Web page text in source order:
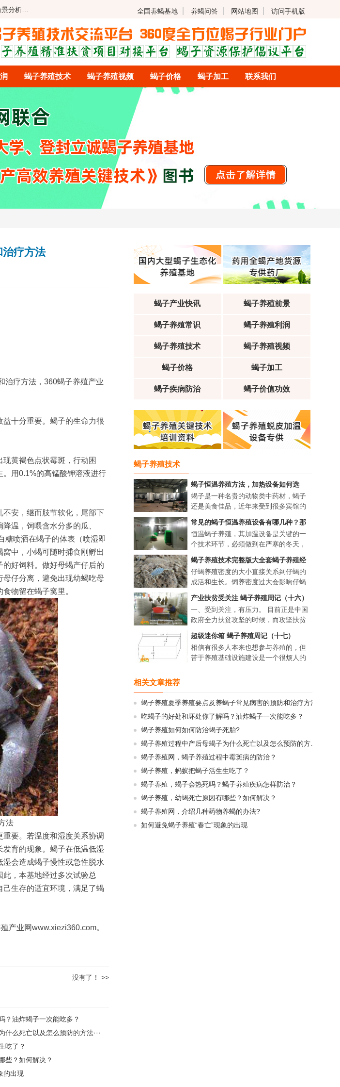
分析… 全国养蝎基地 养蝎问答 网站地图 访问手机版
蝎子养殖技术 蝎子养殖视频 蝎子价格 蝎子加工 联系我们
疗方法
治疗方法，360蝎子养殖产业
十分重要。蝎子的生命力很
黄褐色点状霉斑，行动困
用0.1%的高锰酸钾溶液进行
安，继而肢节软化，尾部下
温，饲喂含水分多的瓜、
糖喷洒在蝎子的体表（喷湿即
中，小蝎可随时捕食刚孵出
好饲料。做好母蝎产仔后的
仔分离，避免出现幼蝎吃母
物留在蝎子窝里。
法
要。若温度和湿度关系协调
育的现象。蝎子在低温低湿
会造成蝎子慢性或急性脱水
，本基地经过多次试验总
生存的适宜环境，满足了蝎
产业网www.xiezi360.com。
没有了！ >>
？油炸蝎子一次能吃多？
么死亡以及怎么预防的方法···
吃了？
些？如何解决？
的出现
蝎子产业快讯 蝎子养殖前景
蝎子养殖常识 蝎子养殖利润
蝎子养殖技术 蝎子养殖视频
蝎子价格 蝎子加工
蝎子疾病防治 蝎子价值功效
蝎子养殖技术
蝎子恒温养殖方法，加热设备如何选
择？
蝎子是一种名贵的动物类中药材，蝎子
还是美食佳品，近年来受到很多宾馆的
关注，提出了特色菜，更是街头小吃的
一种风味。随着野生蝎子的减少，人工
养殖蝎子开始新兴起来，但要...
常见的蝎子恒温养殖设备有哪几种？那
种加温方法最省成本？
恒温蝎子养殖，其加温设备是关键的一
个技术环节，必须做到在严寒的冬天，
随时都能把温度提高到 35 ℃ 以上。那么
常见的4种加温设施...
蝎子养殖技术完整版大全套蝎子养殖经
验方法总结
仔蝎养殖密度的大小直接关系到仔蝎的
成活和生长。饲养密度过大会影响仔蝎
的蜕皮和发育，过小则造成空间的浪
费。合理的饲养密度为每立方米投放2～
3龄蝎3000只，3～5龄蝎1500只，...
产业扶贫受关注 蝎子养殖周记（十六）
一、受到关注，有压力。 目前正是中国
政府全力扶贫攻坚的时候，而攻坚扶贫
最常见有效的就是产业帮扶，最容易引
起各级政府和各级领导关注的，就是一
个成功的种养项目能在当地落...
超级迷你箱 蝎子养殖周记（十七）
相信有很多人本来也想参与养殖的，但
苦于养殖基础设施建设是一个很烦人的
相关文章推荐
蝎子养殖夏季养殖要点及养蝎子常见病害的预防和治疗方法
吃蝎子的好处和坏处你了解吗？油炸蝎子一次能吃多？
蝎子养殖如何如何防治蝎子死胎?
蝎子养殖网，蝎子养殖过程中霉斑病的防治？
蝎子养殖，蚂蚁把蝎子活生生吃了？
蝎子养殖，蝎子会热死吗？蝎子养殖疾病怎样防治？
蝎子养殖，幼蝎死亡原因有哪些？如何解决？
蝎子养殖网，介绍几种药物养蝎的办法?
如何避免蝎子养殖“春亡”现象的出现